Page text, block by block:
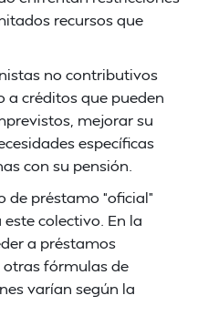
recursos que
no contributivos
a créditos que pueden
mejorar su
específicas
con su pensión.
de préstamo “oficial”
colectivo. En la
a préstamos
otras fórmulas de
varían según la